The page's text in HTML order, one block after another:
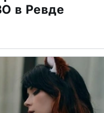
в Ревде